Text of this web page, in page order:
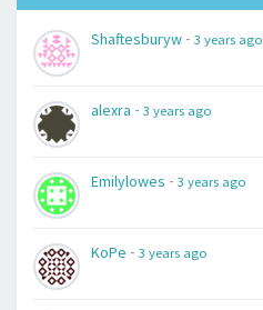
Shaftesburyw - 3 years ago
alexra - 3 years ago
Emilylowes - 3 years ago
KoPe - 3 years ago